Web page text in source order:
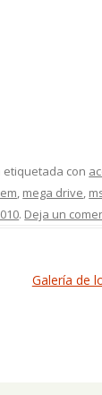
etiquetada con
, mega drive,
. Deja un
Galería de